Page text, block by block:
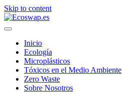
Skip to content
Inicio
Ecología
Microplásticos
Tóxicos en el Medio Ambiente
Zero Waste
Sobre Nosotros